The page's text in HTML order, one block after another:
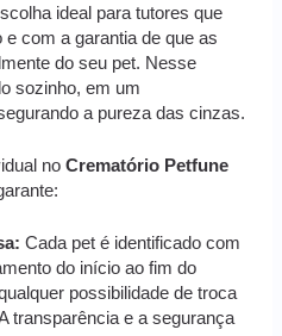
ideal para tutores que
com a garantia de que as
do seu pet. Nesse
sozinho, em um
a pureza das cinzas.
noCrematório Petfune
Cada pet é identificado com
do início ao fim do
possibilidade de troca
transparência e a segurança